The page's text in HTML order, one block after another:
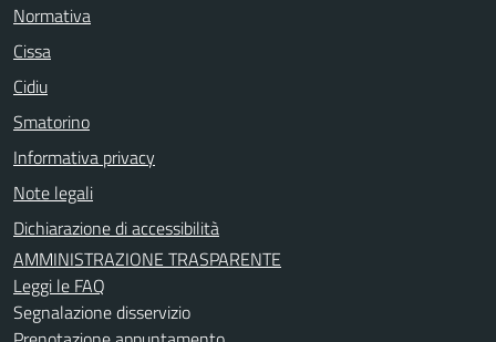
Normativa
Cissa
Cidiu
Smatorino
Informativa privacy
Note legali
Dichiarazione di accessibilità
AMMINISTRAZIONE TRASPARENTE
Leggi le FAQ
Segnalazione disservizio